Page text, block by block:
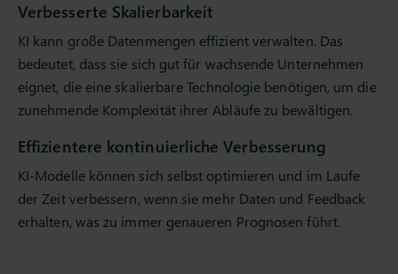
Verbesserte Skalierbarkeit
KI kann große Datenmengen effizient verwalten. Das
bedeutet, dass sie sich gut für wachsende Unternehmen
eignet, die eine skalierbare Technologie benötigen, um die
zunehmende Komplexität ihrer Abläufe zu bewältigen.
Effizientere kontinuierliche Verbesserung
KI-Modelle können sich selbst optimieren und im Laufe
der Zeit verbessern, wenn sie mehr Daten und Feedback
erhalten, was zu immer genaueren Prognosen führt.